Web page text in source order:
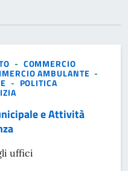
- COMMERCIO
AMBULANTE -
- POLITICA
e Attività
uffici